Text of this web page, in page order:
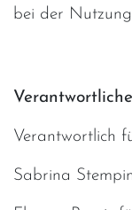
bei der
Verantwortlich
Sabrina